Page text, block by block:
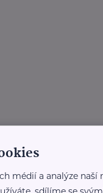
médií a analýze naší